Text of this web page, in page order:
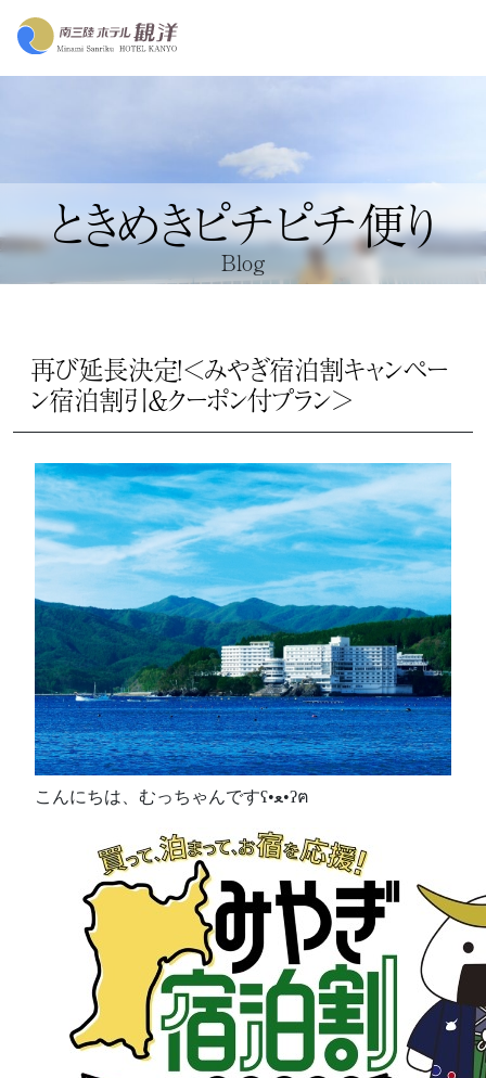
ときめきピチピチ便り
Blog
再び延長決定！＜みやぎ宿泊割キャンペー
ン宿泊割引＆クーポン付プラン＞
こんにちは、むっちゃんですʕ•ﻌ•ʔฅ